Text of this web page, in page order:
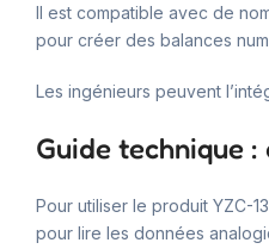
Il est compatible avec de
pour créer des balances
Les ingénieurs peuvent
Guide technique
Pour utiliser le produit YZC-
pour lire les données